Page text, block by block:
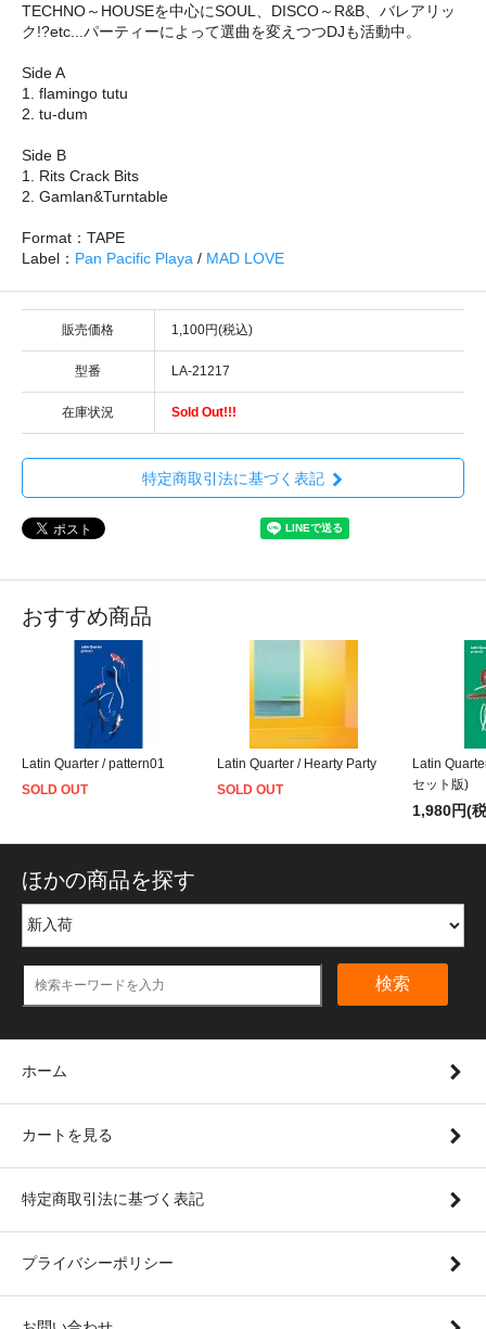
TECHNO～HOUSEを中心にSOUL、DISCO～R&B、バレアリッ
ク!?etc...パーティーによって選曲を変えつつDJも活動中。
Side A
1. flamingo tutu
2. tu-dum
Side B
1. Rits Crack Bits
2. Gamlan&Turntable
Format：TAPE
Label： Pan Pacific Playa / MAD LOVE
販売価格 1,100円(税込)
型番 LA-21217
在庫状況 Sold Out!!!
特定商取引法に基づく表記
おすすめ商品
Latin Quarter / pattern01
SOLD OUT
Latin Quarter / Hearty Party
SOLD OUT
Latin
セット版)
1,980円(
ほかの商品を探す
検索
ホーム
カートを見る
特定商取引法に基づく表記
プライバシーポリシー